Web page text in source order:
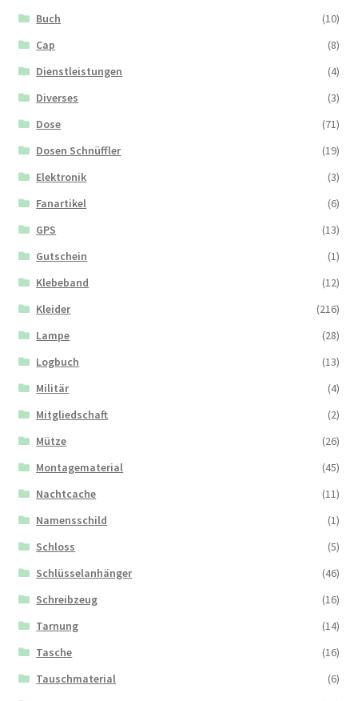
Buch
(10)
Cap
(8)
Dienstleistungen
(4)
Diverses
(3)
Dose
(71)
Dosen Schnüffler
(19)
Elektronik
(3)
Fanartikel
(6)
GPS
(13)
Gutschein
(1)
Klebeband
(12)
Kleider
(216)
Lampe
(28)
Logbuch
(13)
Militär
(4)
Mitgliedschaft
(2)
Mütze
(26)
Montagematerial
(45)
Nachtcache
(11)
Namensschild
(1)
Schloss
(5)
Schlüsselanhänger
(46)
Schreibzeug
(16)
Tarnung
(14)
Tasche
(16)
Tauschmaterial
(6)